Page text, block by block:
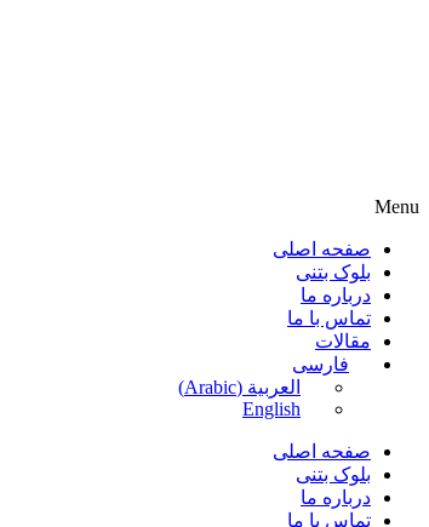
Menu
صفحه اصلی
بلوک بتنی
درباره ما
تماس با ما
مقالات
فارسی
العربية (
Arabic
)
English
صفحه اصلی
بلوک بتنی
درباره ما
تماس با ما